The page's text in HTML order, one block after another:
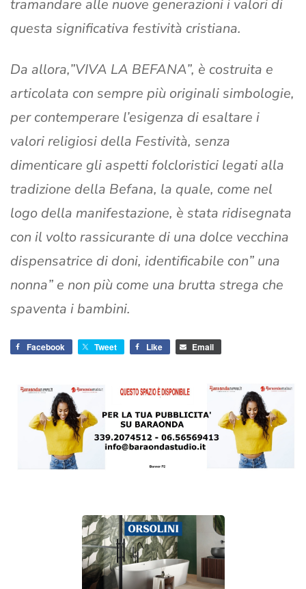
tramandare alle nuove generazioni i valori di
questa significativa festività cristiana.
Da allora,”VIVA LA BEFANA”, è costruita e
articolata con sempre più originali simbologie,
per contemperare l’esigenza di esaltare i
valori religiosi della Festività, senza
dimenticare gli aspetti folcloristici legati alla
tradizione della Befana, la quale, come nel
logo della manifestazione, è stata ridisegnata
con il volto rassicurante di una dolce vecchina
dispensatrice di doni, identificabile con” una
nonna” e non più come una brutta strega che
spaventa i bambini.
Facebook Tweet Like Email